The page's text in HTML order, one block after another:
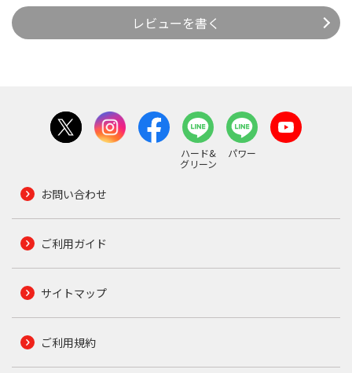
レビューを書く
ハード&
グリーン
パワー
お問い合わせ
ご利用ガイド
サイトマップ
ご利用規約